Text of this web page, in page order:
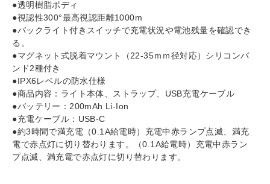
●透明樹脂ボディ
●視認性300°最高視認距離1000m
●バックライト付きスイッチで充電状況や電池残量を確認でき
る。
●マグネット式脱着マウント（22-35ｍｍ径対応）シリコンバ
ンド2種付き
●IPX6レベルの防水仕様
●商品内容：ライト本体、ストラップ、USB充電ケーブル
●バッテリー：200mAh Li-Ion
●充電ケーブル：USB-C
●約3時間で満充電（0.1A給電時）充電中赤ランプ点滅、満充
電で赤点灯に切り替わります。（0.1A給電時）充電中赤ラン
プ点滅、満充電で赤点灯に切り替わります。